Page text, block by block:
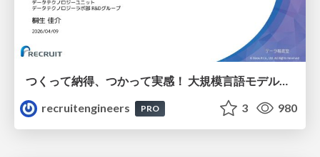
つくって納得、つかって実感！ 大規模言語モデルことはじめ ver2.0
recruitengineers
PRO 3 980